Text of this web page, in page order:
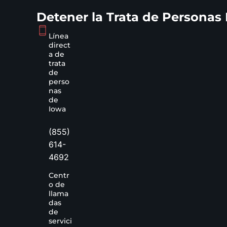
Detener la Trata de Personas
Línea
direct
a de
trata
de
perso
nas
de
Iowa
(855)
614-
4692
Centr
o de
llama
das
de
servici